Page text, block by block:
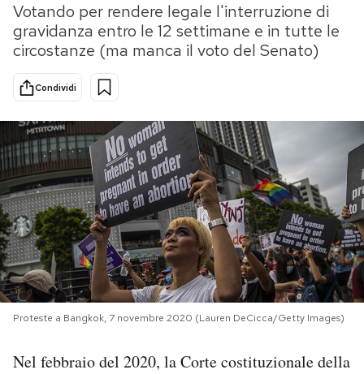
Scienza
Cultura
Sport
Media
Europa
PODCAST
NEWSLETTER
I MIEI PREFERITI
SHOP
Votando per rendere legale l'interruzione di
gravidanza entro le 12 settimane e in tutte le
circostanze (ma manca il voto del Senato)
Condividi
Proteste a Bangkok, 7 novembre 2020 (Lauren DeCicca/Getty Images)
Nel febbraio del 2020, la Corte costituzionale della